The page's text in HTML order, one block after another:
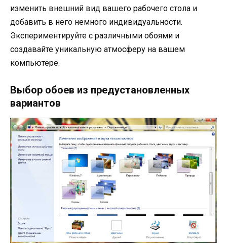
изменить внешний вид вашего рабочего стола и
добавить в него немного индивидуальности.
Экспериментируйте с различными обоями и
создавайте уникальную атмосферу на вашем
компьютере.
Выбор обоев из предустановленных
вариантов